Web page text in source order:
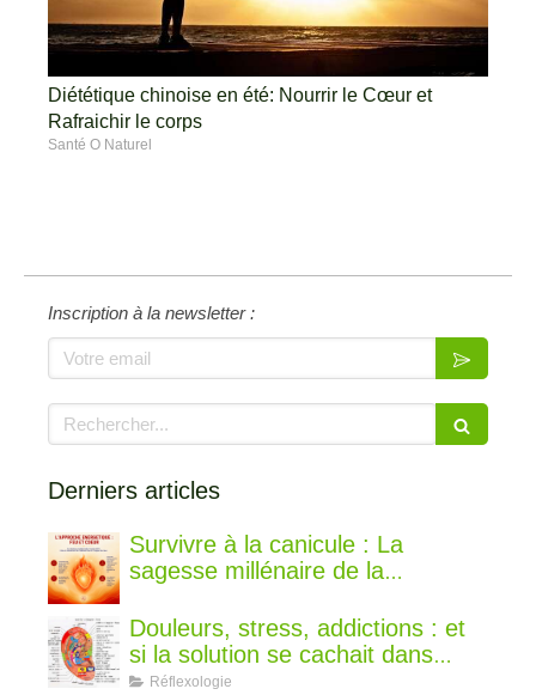
Diététique chinoise en été: Nourrir le Cœur et
Rafraichir le corps
Santé O Naturel
Inscription à la newsletter :
Votre email
Rechercher
Derniers articles
Survivre à la canicule : La
sagesse millénaire de la
frais
Douleurs, stress, addictions : et
si la solution se cachait dans
votre oreille ?
Réflexologie